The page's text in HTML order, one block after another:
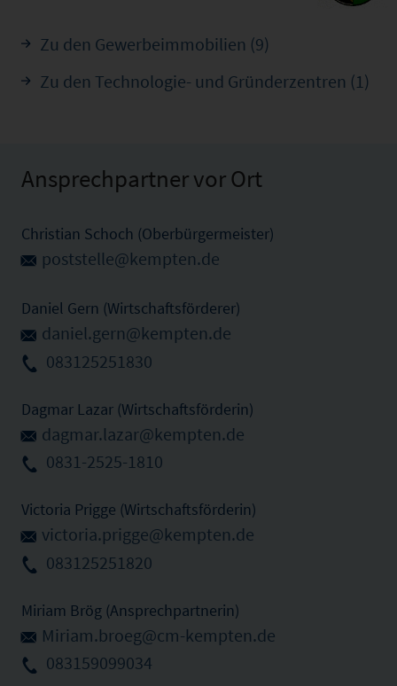
Zu den Gewerbeimmobilien (9)
Zu den Technologie- und Gründerzentren (1)
Ansprechpartner vor Ort
Christian Schoch (Oberbürgermeister)
poststelle@kempten.de
Daniel Gern (Wirtschaftsförderer)
daniel.gern@kempten.de
083125251830
Dagmar Lazar (Wirtschaftsförderin)
dagmar.lazar@kempten.de
0831-2525-1810
Victoria Prigge (Wirtschaftsförderin)
victoria.prigge@kempten.de
083125251820
Miriam Brög (Ansprechpartnerin)
Miriam.broeg@cm-kempten.de
083159099034